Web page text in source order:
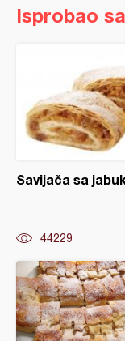
Isprobao
Savijača sa
44229